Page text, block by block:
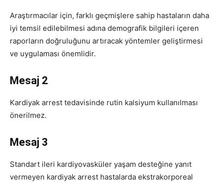
Araştırmacılar için, farklı geçmişlere sahip hastaların daha
iyi temsil edilebilmesi adına demografik bilgileri içeren
raporların doğruluğunu artıracak yöntemler geliştirmesi
ve uygulaması önemlidir.
Mesaj 2
Kardiyak arrest tedavisinde rutin kalsiyum kullanılması
önerilmez.
Mesaj 3
Standart ileri kardiyovasküler yaşam desteğine yanıt
vermeyen kardiyak arrest hastalarda ekstrakorporeal